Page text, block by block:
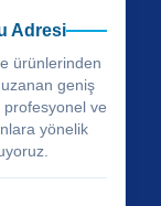
Adresi
ürünlerinden
geniş
profesyonel ve
yönelik